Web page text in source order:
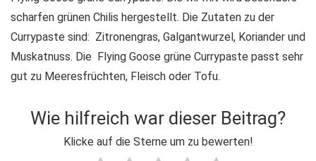
scharfen grünen Chilis hergestellt. Die Zutaten zu der
Currypaste sind: Zitronengras, Galgantwurzel, Koriander und
Muskatnuss. Die Flying Goose grüne Currypaste passt sehr
gut zu Meeresfrüchten, Fleisch oder Tofu.
Wie hilfreich war dieser Beitrag?
Klicke auf die Sterne um zu bewerten!